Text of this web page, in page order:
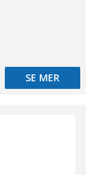
SE MER
SE MER